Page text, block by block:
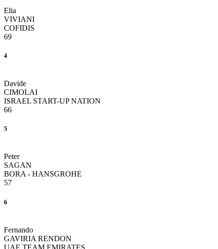
Elia
VIVIANI
COFIDIS
69
4
Davide
CIMOLAI
ISRAEL START-UP NATION
66
5
Peter
SAGAN
BORA - HANSGROHE
57
6
Fernando
GAVIRIA RENDON
UAE TEAM EMIRATES